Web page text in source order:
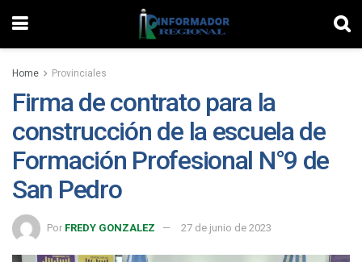
Home Provinciales
Firma de contrato para la
construcción de la escuela de
Formación Profesional N°9 de
San Pedro
Por FREDY GONZALEZ 27 de junio de 2023